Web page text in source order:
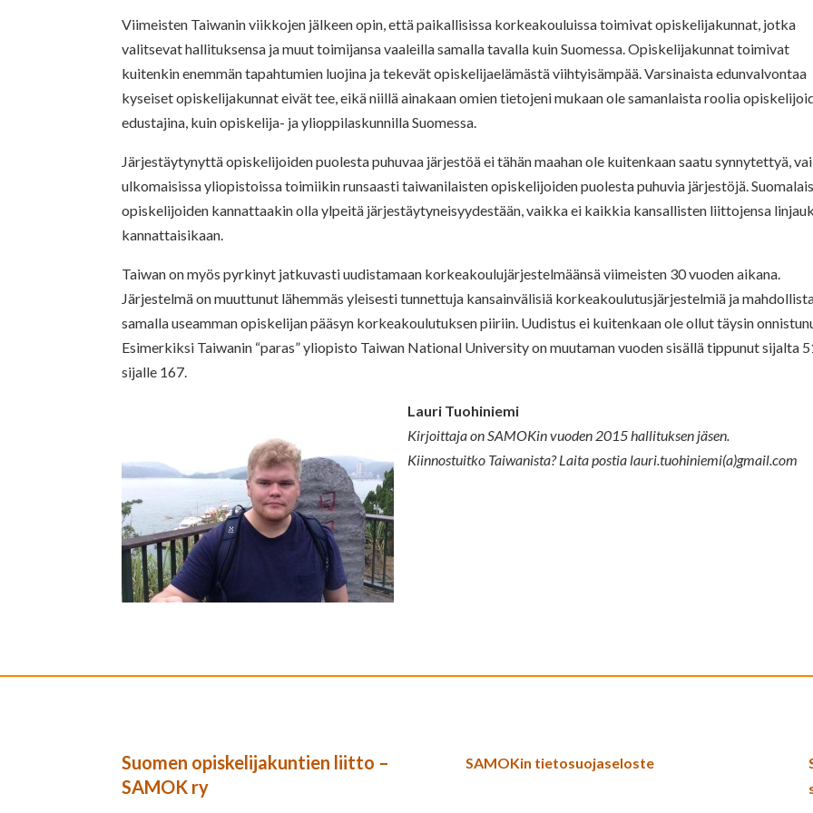
Viimeisten Taiwanin viikkojen jälkeen opin, että paikallisissa korkeakouluissa toimivat opiskelijakunnat, jotka
valitsevat hallituksensa ja muut toimijansa vaaleilla samalla tavalla kuin Suomessa. Opiskelijakunnat toimivat
kuitenkin enemmän tapahtumien luojina ja tekevät opiskelijaelämästä viihtyisämpää. Varsinaista edunvalvontaa
kyseiset opiskelijakunnat eivät tee, eikä niillä ainakaan omien tietojeni mukaan ole samanlaista roolia
edustajina, kuin opiskelija- ja ylioppilaskunnilla Suomessa.
Järjestäytynyttä opiskelijoiden puolesta puhuvaa järjestöä ei tähän maahan ole kuitenkaan saatu synnytettyä,
ulkomaisissa yliopistoissa toimiikin runsaasti taiwanilaisten opiskelijoiden puolesta puhuvia järjestöjä.
opiskelijoiden kannattaakin olla ylpeitä järjestäytyneisyydestään, vaikka ei kaikkia kansallisten liittojensa
kannattaisikaan.
Taiwan on myös pyrkinyt jatkuvasti uudistamaan korkeakoulujärjestelmäänsä viimeisten 30 vuoden aikana.
Järjestelmä on muuttunut lähemmäs yleisesti tunnettuja kansainvälisiä korkeakoulutusjärjestelmiä ja
samalla useamman opiskelijan pääsyn korkeakoulutuksen piiriin. Uudistus ei kuitenkaan ole ollut täysin
Esimerkiksi Taiwanin “paras” yliopisto Taiwan National University on muutaman vuoden sisällä tippunut sijalta
sijalle 167.
Lauri Tuohiniemi
Kirjoittaja on SAMOKin vuoden 2015 hallituksen jäsen.
Kiinnostuitko Taiwanista? Laita postia lauri.tuohiniemi(a)gmail.com
Suomen opiskelijakuntien liitto –
SAMOK ry
SAMOKin tietosuojaseloste